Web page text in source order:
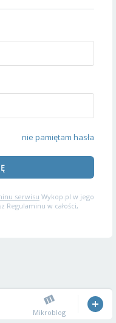
nie pamiętam hasła
serwisu Wykop.pl w jego
Regulaminu w całości,
Mikroblog